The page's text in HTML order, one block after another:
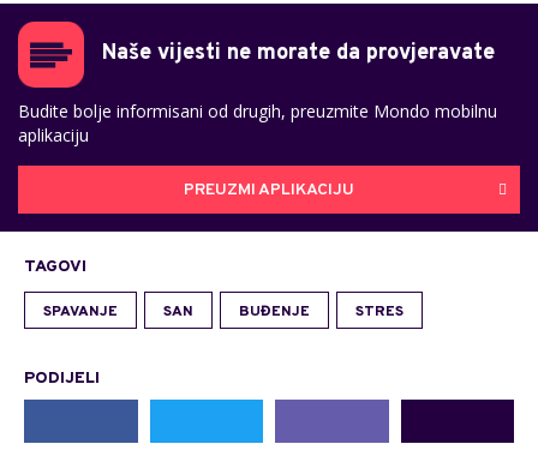
Naše vijesti ne morate da provjeravate
Budite bolje informisani od drugih, preuzmite Mondo mobilnu
aplikaciju
PREUZMI APLIKACIJU
TAGOVI
SPAVANJE SAN BUĐENJE STRES
PODIJELI